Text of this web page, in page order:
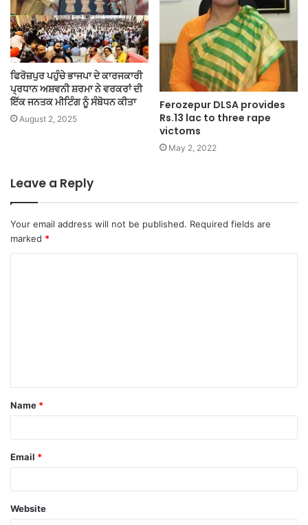
ਫਿਰੋਜ਼ਪੁਰ ਪਹੁੰਚੇ ਭਾਜਪਾ ਦੇ ਕਾਰਜਕਾਰੀ
ਪ੍ਰਧਾਨ ਅਸ਼ਵਨੀ ਸ਼ਰਮਾ ਨੇ ਵਰਕਰਾਂ ਦੀ
ਇੱਕ ਜਨਤਕ ਮੀਟਿੰਗ ਨੂੰ ਸੰਬੋਧਨ ਕੀਤਾ
August 2, 2025
Ferozepur DLSA provides
Rs.13 lac to three rape
victoms
May 2, 2022
Leave a Reply
Your email address will not be published. Required fields are
marked *
t
*
Name *
Email *
Website